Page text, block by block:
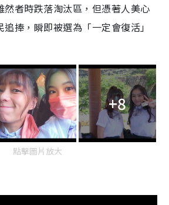
然者時跌落淘汰區，但憑著人美心
捧，瞬即被選為「一定會復活」
+8
點擊圖片放大